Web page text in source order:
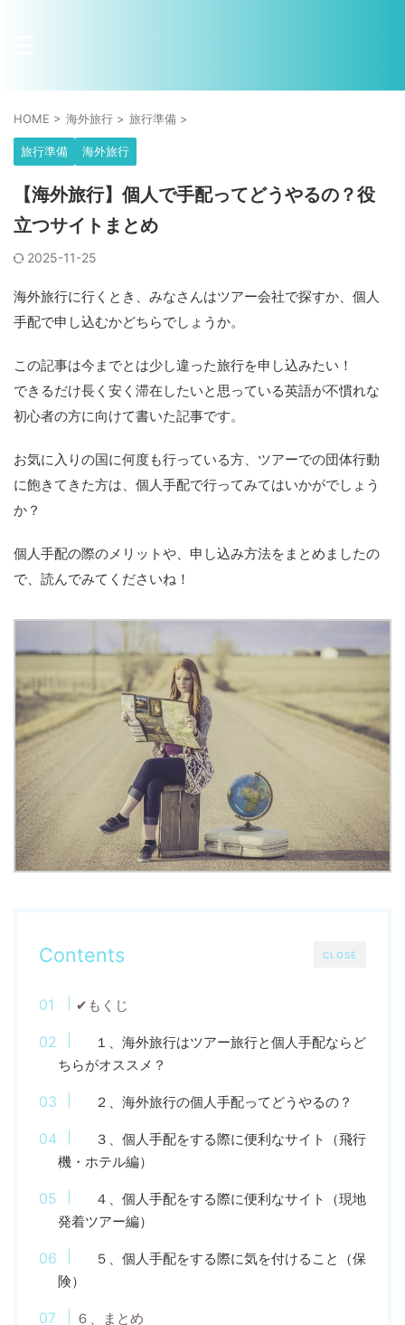
HOME > 海外旅行 > 旅行準備 >
旅行準備 海外旅行
【海外旅行】個人で手配ってどうやるの？役
立つサイトまとめ
2025-11-25
海外旅行に行くとき、みなさんはツアー会社で探すか、個人
手配で申し込むかどちらでしょうか。
この記事は今までとは少し違った旅行を申し込みたい！
できるだけ長く安く滞在したいと思っている英語が不慣れな
初心者の方に向けて書いた記事です。
お気に入りの国に何度も行っている方、ツアーでの団体行動
に飽きてきた方は、個人手配で行ってみてはいかがでしょう
か？
個人手配の際のメリットや、申し込み方法をまとめましたの
で、読んでみてくださいね！
CLOSE
Contents
✔もくじ
１、海外旅行はツアー旅行と個人手配ならど
ちらがオススメ？
２、海外旅行の個人手配ってどうやるの？
３、個人手配をする際に便利なサイト（飛行
機・ホテル編）
４、個人手配をする際に便利なサイト（現地
発着ツアー編）
５、個人手配をする際に気を付けること（保
険）
６、まとめ